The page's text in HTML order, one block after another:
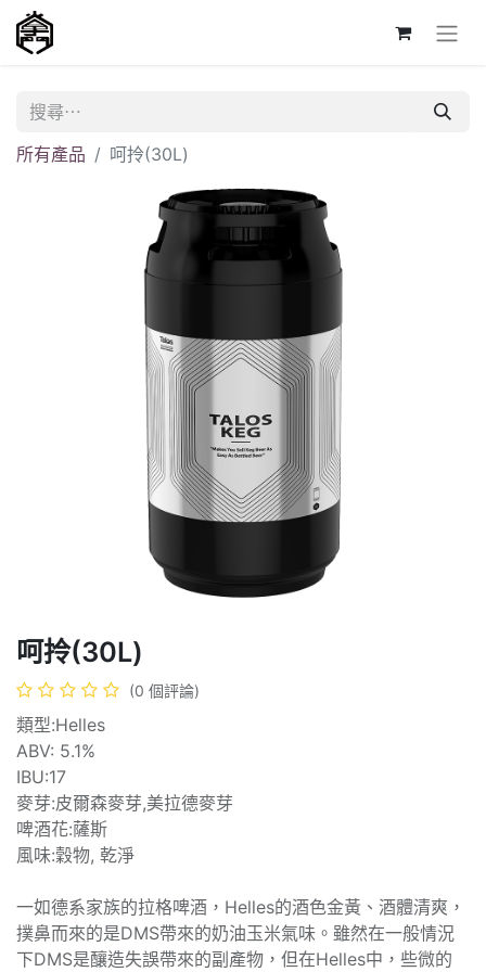
所有產品 呵拎(30L)
呵拎(30L)
(0 個評論)
類型:Helles
ABV: 5.1%
IBU:17
麥芽:皮爾森麥芽,美拉德麥芽
啤酒花:薩斯
風味:穀物, 乾淨
一如德系家族的拉格啤酒，Helles的酒色金黃、酒體清爽，
撲鼻而來的是DMS帶來的奶油玉米氣味。雖然在一般情況
下DMS是釀造失誤帶來的副產物，但在Helles中，些微的